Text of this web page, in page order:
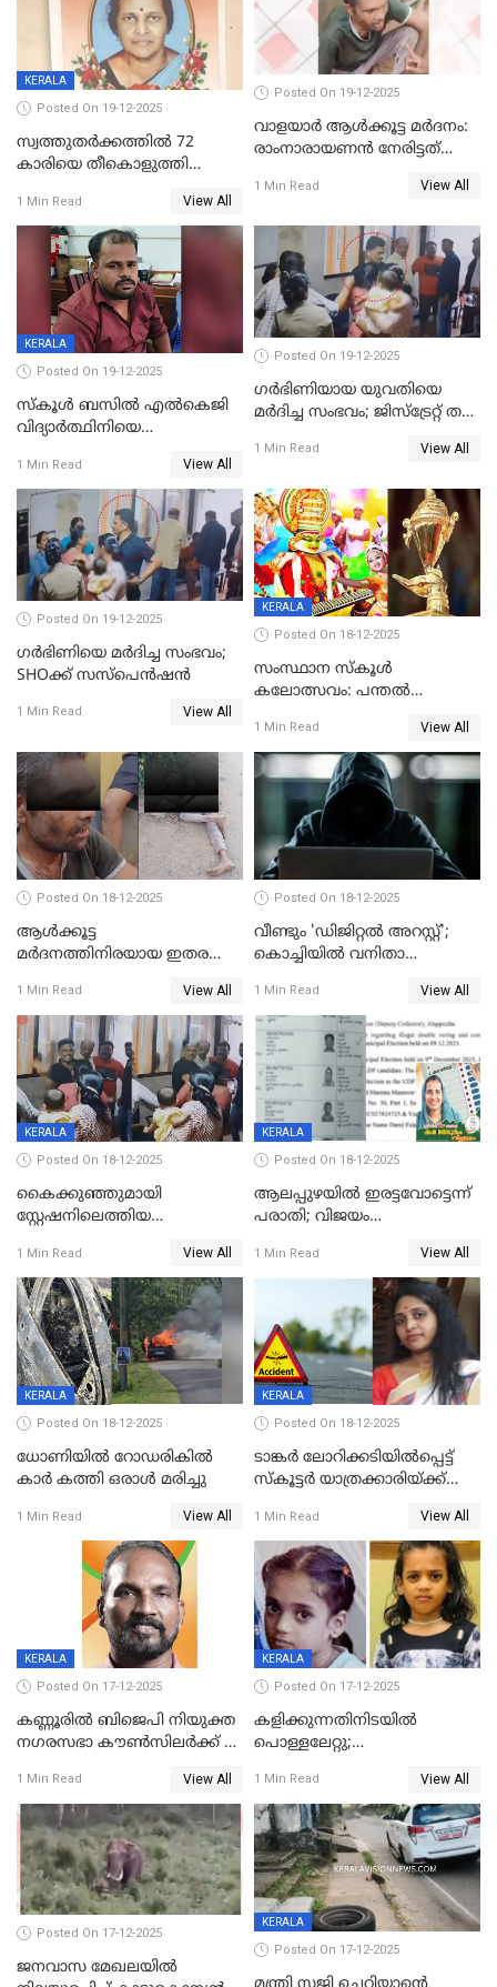
KERALA
Posted On 19-12-2025
സ്വത്തുതര്‍ക്കത്തില്‍ 72
കാരിയെ തീകൊളുത്തി
ക്രൂരകൊലപാതകത്തില്‍
സഹോദരിപുത്രന് ജീവപര്യന്തം
1 Min Read View All
Posted On 19-12-2025
വാളയാർ ആൾക്കൂട്ട മർദനം:
രാംനാരായണൻ നേരിട്ടത്
നാൽപ്പതിലേറെ
റിപ്പോർട്ട്
1 Min Read View All
KERALA
Posted On 19-12-2025
സ്കൂൾ ബസിൽ എൽകെജി
വിദ്യാര്‍ത്ഥിനിയെ
ക്ലീനര്‍ പിടിയിൽ
1 Min Read View All
Posted On 19-12-2025
ഗര്‍ഭിണിയായ യുവതിയെ
മര്‍ദിച്ച സംഭവം; ജിസ്‌ട്രേറ്റ് തല
യുവതി
1 Min Read View All
Posted On 19-12-2025
ഗര്‍ഭിണിയെ മർദിച്ച സംഭവം;
SHOക്ക് സസ്പെൻഷൻ
1 Min Read View All
KERALA
Posted On 18-12-2025
സംസ്ഥാന സ്കൂൾ
കലോത്സവം: പന്തൽ
1 Min Read View All
Posted On 18-12-2025
ആൾക്കൂട്ട
മർദനത്തിനിരയായ ഇതര
നടുക്കുന്ന സംഭവം
വാളയാറിൽ
1 Min Read View All
Posted On 18-12-2025
വീണ്ടും 'ഡിജിറ്റല്‍ അറസ്റ്റ്';
കൊച്ചിയില്‍ വനിതാ
കോടി രൂപ
1 Min Read View All
KERALA
Posted On 18-12-2025
കൈക്കുഞ്ഞുമായി
സ്റ്റേഷനിലെത്തിയ
കരണത്തടിച്ചു; CC ടിവി
ദൃശ്യങ്ങൾ പുറത്ത്
1 Min Read View All
KERALA
Posted On 18-12-2025
ആലപ്പുഴയിൽ ഇരട്ടവോട്ടെന്ന്
പരാതി; വിജയം
വാർഡിലെ എൽഡിഎഫ്
സ്ഥാനാർത്ഥി
1 Min Read View All
KERALA
Posted On 18-12-2025
ധോണിയിൽ റോഡരികിൽ
കാർ കത്തി ഒരാൾ മരിച്ചു
1 Min Read View All
KERALA
Posted On 18-12-2025
ടാങ്കർ ലോറിക്കടിയിൽപ്പെട്ട്
സ്കൂട്ടർ യാത്രക്കാരിയ്ക്ക്
കണ്ടോത്ത് ദേശീയ പാതയിൽ
1 Min Read View All
KERALA
Posted On 17-12-2025
കണ്ണൂരിൽ ബിജെപി നിയുക്ത
നഗരസഭാ കൗൺസിലർക്ക് 36
1 Min Read View All
KERALA
Posted On 17-12-2025
കളിക്കുന്നതിനിടയിൽ
പൊള്ളലേറ്റു;
ക്ലാസ് വിദ്യാർത്ഥിനി മരിച്ചു
1 Min Read View All
Posted On 17-12-2025
ജനവാസ മേഖലയില്‍
KERALA
Posted On 17-12-2025